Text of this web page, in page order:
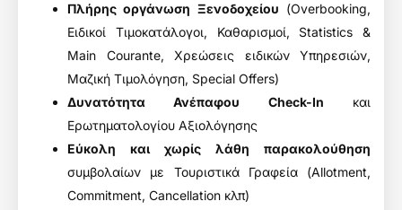
Πλήρης οργάνωση Ξενοδοχείου (Overbooking,
Ειδικοί Τιμοκατάλογοι, Καθαρισμοί, Statistics &
Main Courante, Χρεώσεις ειδικών Υπηρεσιών,
Μαζική Τιμολόγηση, Special Offers)
Δυνατότητα Ανέπαφου Check-In και
Ερωτηματολογίου Αξιολόγησης
Εύκολη και χωρίς λάθη παρακολούθηση
συμβολαίων με Τουριστικά Γραφεία (Allotment,
Commitment, Cancellation κλπ)